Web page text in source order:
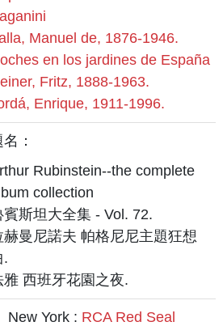
Manuel de, 1876-1946.
en los jardines de España
Fritz, 1888-1963.
Enrique, 1911-1996.
：
Rubinstein--the complete
collection
賓斯坦大全集 - Vol. 72.
赫曼尼諾夫 帕格尼尼主題狂想
.
雅 西班牙花園之夜.
New York : RCA Red Seal